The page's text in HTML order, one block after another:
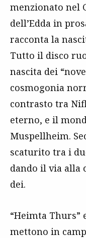
menzionato nel
dell’Edda in
racconta la
Tutto il disco
nascita dei
cosmogonia
contrasto tra
eterno, e il
Muspellheim.
scaturito tra i
dando il via alla
dei.
“Heimta Thurs”
mettono in